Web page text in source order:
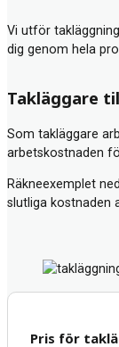
Vi utför
dig genom hela
Takläggare
Som takläggare
arbetskostnaden
Räkneexemplet
slutliga kostnaden
Pris för